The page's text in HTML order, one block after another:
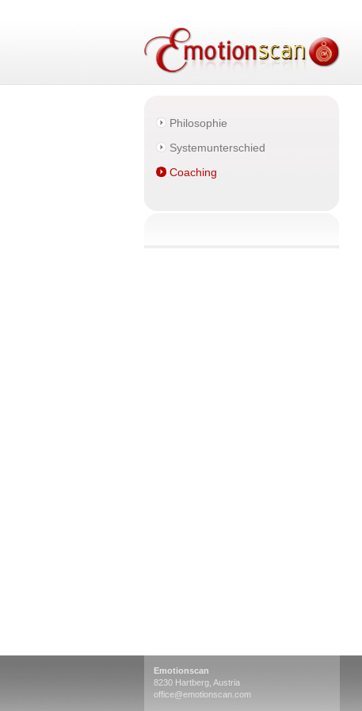
Philosophie
Systemunterschied
Coaching
Emotionscan
8230 Hartberg, Austria
office@emotionscan.com